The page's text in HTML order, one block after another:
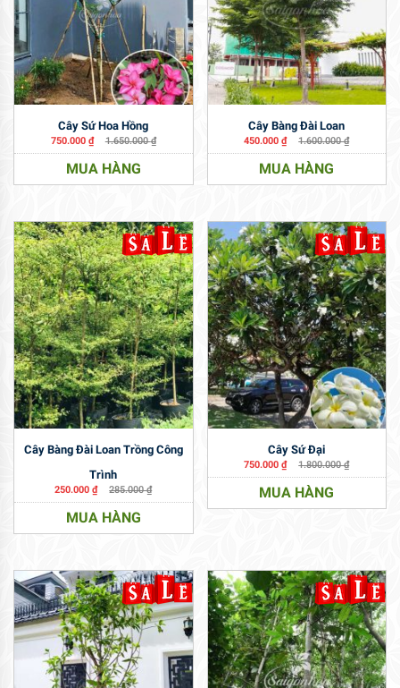
Cây Sứ Hoa Hồng
750.000 ₫ 1.650.000₫
MUA HÀNG
Cây Bàng Đài Loan
450.000₫ 1.600.000₫
MUA HÀNG
Cây Bàng Đài Loan Trồng Công
Trình
250.000₫ 285.000₫
MUA HÀNG
Cây Sứ Đại
750.000₫ 1.800.000₫
MUA HÀNG